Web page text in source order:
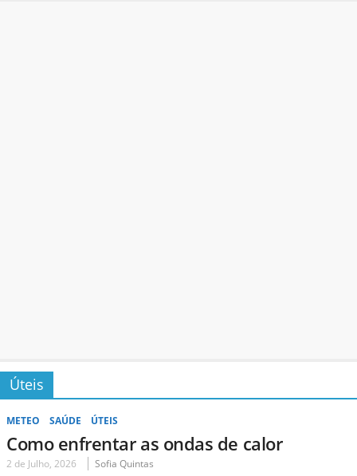
Úteis
METEO SAÚDE ÚTEIS
Como enfrentar as ondas de calor
2 de Julho, 2026 Sofia Quintas